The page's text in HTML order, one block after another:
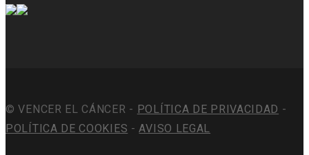
© VENCER EL CÁNCER - POLÍTICA DE PRIVACIDAD -
POLÍTICA DE COOKIES -AVISO LEGAL